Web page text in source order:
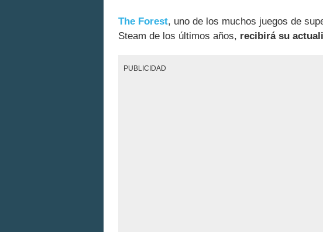
The Forest, uno de los muchos juegos de
Steam de los últimos años, recibirá su
PUBLICIDAD